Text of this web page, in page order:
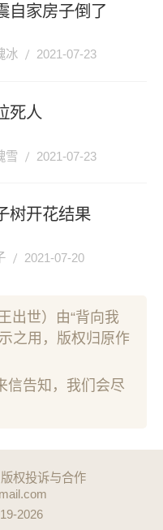
自家房子倒了
冰 2021-07-23
死人
雪 2021-07-23
树开花结果
2021-07-20
出世）由“背向我
之用，版权归原作
信告知，我们会尽
权投诉与合作
2026